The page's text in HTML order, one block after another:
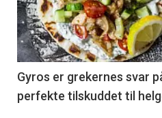
Gyros er grekernes svar
perfekte tilskuddet til